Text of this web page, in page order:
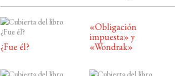
¿Fue él?
«Obligación
impuesta» y
«Wondrak»